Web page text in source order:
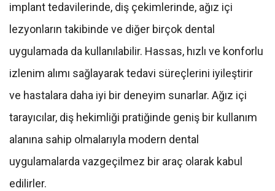
implant tedavilerinde, diş çekimlerinde, ağız içi
lezyonların takibinde ve diğer birçok dental
uygulamada da kullanılabilir. Hassas, hızlı ve konforlu
izlenim alımı sağlayarak tedavi süreçlerini iyileştirir
ve hastalara daha iyi bir deneyim sunarlar. Ağız içi
tarayıcılar, diş hekimliği pratiğinde geniş bir kullanım
alanına sahip olmalarıyla modern dental
uygulamalarda vazgeçilmez bir araç olarak kabul
edilirler.